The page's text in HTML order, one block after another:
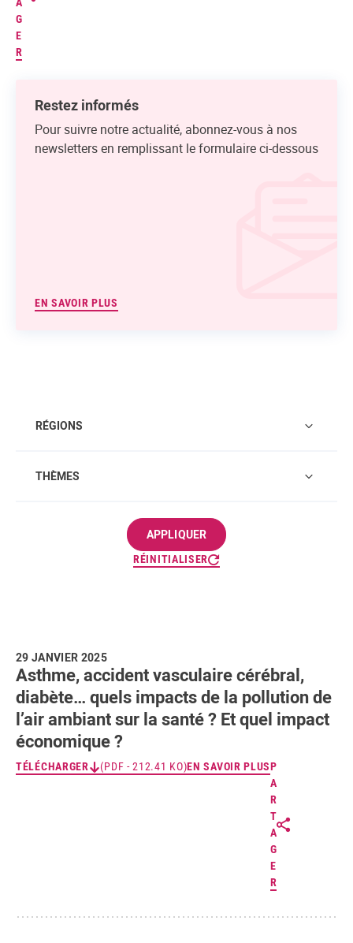
G
E
R
Restez informés
Pour suivre notre actualité, abonnez-vous à nos
newsletters en remplissant le formulaire ci-dessous
EN SAVOIR PLUS
RÉGIONS
THÈMES
APPLIQUER
RÉINITIALISER
29 JANVIER 2025
Asthme, accident vasculaire cérébral,
diabète… quels impacts de la pollution de
l’air ambiant sur la santé ? Et quel impact
économique ?
TÉLÉCHARGER (PDF - 212.41 KO)EN SAVOIR PLUSP
A
R
T
A
G
E
R